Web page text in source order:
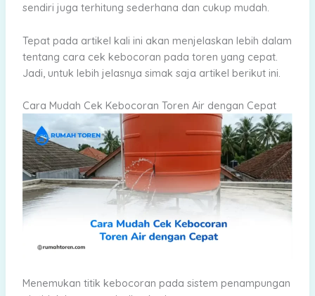
sendiri juga terhitung sederhana dan cukup mudah.
Tepat pada artikel kali ini akan menjelaskan lebih dalam
tentang cara cek kebocoran pada toren yang cepat.
Jadi, untuk lebih jelasnya simak saja artikel berikut ini.
Cara Mudah Cek Kebocoran Toren Air dengan Cepat
Menemukan titik kebocoran pada sistem penampungan